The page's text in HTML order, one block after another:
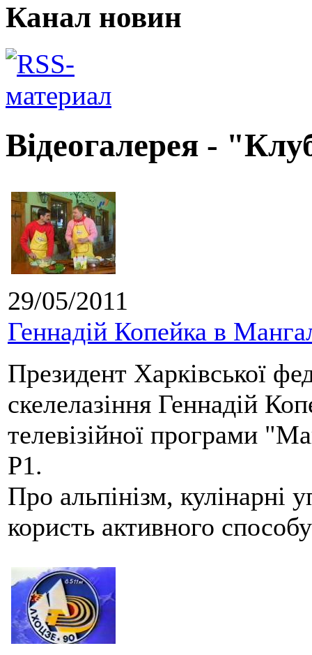
Канал новин
Відеогалерея -
29/05/2011
Геннадій Копейка в
Президент Харківської
скелелазіння Геннадій
телевізійної програми
Р1.
Про альпінізм, кулінарні
користь активного